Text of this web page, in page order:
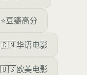
⭐豆瓣高分
🇨🇳华语电影
🇺🇸欧美电影